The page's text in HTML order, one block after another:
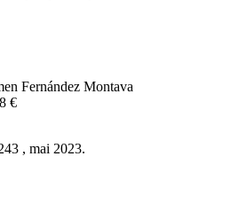
Fernández Montava
€
, mai 2023.